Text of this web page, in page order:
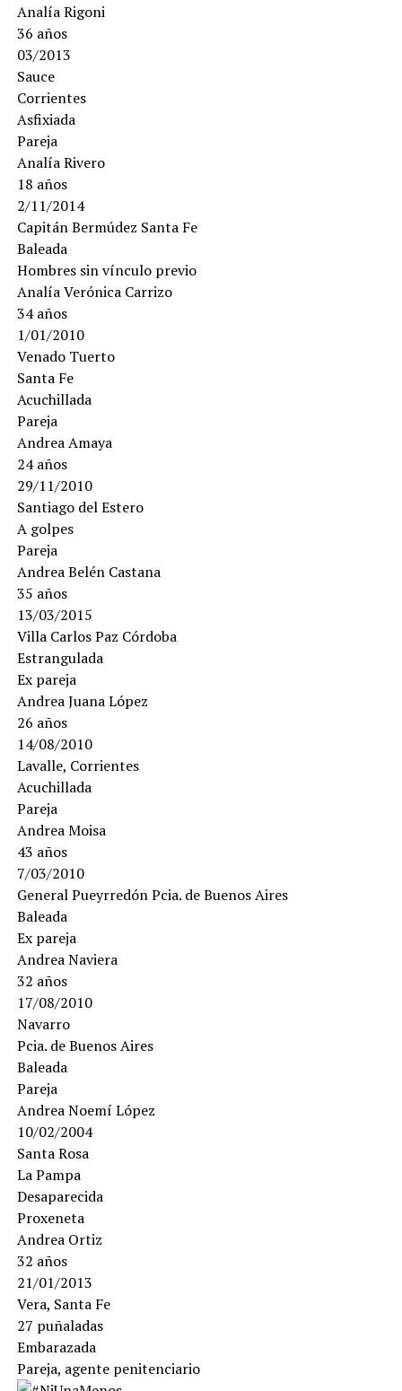
Analía Rigoni
36 años
03/2013
Sauce
Corrientes
Asfixiada
Pareja
Analía Rivero
18 años
2/11/2014
Capitán Bermúdez Santa Fe
Baleada
Hombres sin vínculo previo
Analía Verónica Carrizo
34 años
1/01/2010
Venado Tuerto
Santa Fe
Acuchillada
Pareja
Andrea Amaya
24 años
29/11/2010
Santiago del Estero
A golpes
Pareja
Andrea Belén Castana
35 años
13/03/2015
Villa Carlos Paz Córdoba
Estrangulada
Ex pareja
Andrea Juana López
26 años
14/08/2010
Lavalle, Corrientes
Acuchillada
Pareja
Andrea Moisa
43 años
7/03/2010
General Pueyrredón Pcia. de Buenos Aires
Baleada
Ex pareja
Andrea Naviera
32 años
17/08/2010
Navarro
Pcia. de Buenos Aires
Baleada
Pareja
Andrea Noemí López
10/02/2004
Santa Rosa
La Pampa
Desaparecida
Proxeneta
Andrea Ortiz
32 años
21/01/2013
Vera, Santa Fe
27 puñaladas
Embarazada
Pareja, agente penitenciario